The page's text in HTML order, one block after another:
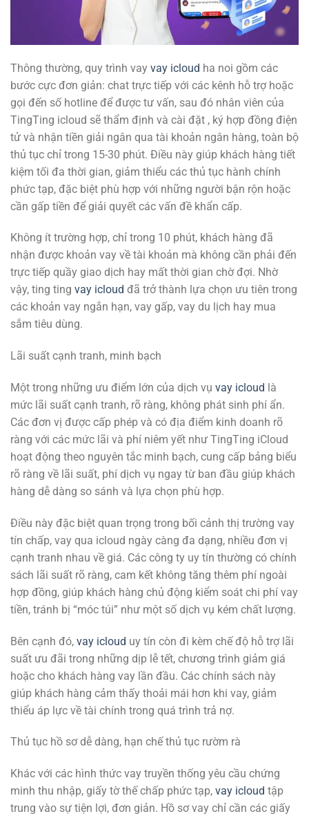
Thông thường, quy trình vay vay icloud ha noi gồm các
bước cực đơn giản: chat trực tiếp với các kênh hỗ trợ hoặc
gọi đến số hotline để được tư vấn, sau đó nhân viên của
TingTing icloud sẽ thẩm định và cài đặt , ký hợp đồng điện
tử và nhận tiền giải ngân qua tài khoản ngân hàng, toàn bộ
thủ tục chỉ trong 15-30 phút. Điều này giúp khách hàng tiết
kiệm tối đa thời gian, giảm thiểu các thủ tục hành chính
phức tạp, đặc biệt phù hợp với những người bận rộn hoặc
cần gấp tiền để giải quyết các vấn đề khẩn cấp.
Không ít trường hợp, chỉ trong 10 phút, khách hàng đã
nhận được khoản vay về tài khoản mà không cần phải đến
trực tiếp quầy giao dịch hay mất thời gian chờ đợi. Nhờ
vậy, ting ting vay icloud đã trở thành lựa chọn ưu tiên trong
các khoản vay ngắn hạn, vay gấp, vay du lịch hay mua
sắm tiêu dùng.
Lãi suất cạnh tranh, minh bạch
Một trong những ưu điểm lớn của dịch vụ vay icloud là
mức lãi suất cạnh tranh, rõ ràng, không phát sinh phí ẩn.
Các đơn vị được cấp phép và có địa điểm kinh doanh rõ
ràng với các mức lãi và phí niêm yết như TingTing iCloud
hoạt động theo nguyên tắc minh bạch, cung cấp bảng biểu
rõ ràng về lãi suất, phí dịch vụ ngay từ ban đầu giúp khách
hàng dễ dàng so sánh và lựa chọn phù hợp.
Điều này đặc biệt quan trọng trong bối cảnh thị trường vay
tín chấp, vay qua icloud ngày càng đa dạng, nhiều đơn vị
cạnh tranh nhau về giá. Các công ty uy tín thường có chính
sách lãi suất rõ ràng, cam kết không tăng thêm phí ngoài
hợp đồng, giúp khách hàng chủ động kiểm soát chi phí vay
tiền, tránh bị “móc túi” như một số dịch vụ kém chất lượng.
Bên cạnh đó, vay icloud uy tín còn đi kèm chế độ hỗ trợ lãi
suất ưu đãi trong những dịp lễ tết, chương trình giảm giá
hoặc cho khách hàng vay lần đầu. Các chính sách này
giúp khách hàng cảm thấy thoải mái hơn khi vay, giảm
thiểu áp lực về tài chính trong quá trình trả nợ.
Thủ tục hồ sơ dễ dàng, hạn chế thủ tục rườm rà
Khác với các hình thức vay truyền thống yêu cầu chứng
minh thu nhập, giấy tờ thế chấp phức tạp, vay icloud tập
trung vào sự tiện lợi, đơn giản. Hồ sơ vay chỉ cần các giấy